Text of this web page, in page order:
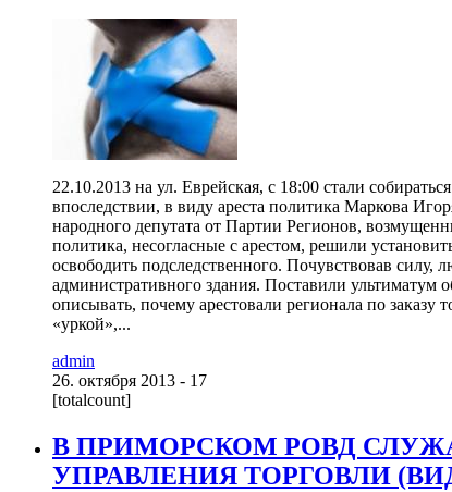
22.10.2013 на ул. Еврейская, с 18:00 стали
впоследствии, в виду ареста политика Маркова
народного депутата от Партии Регионов,
политика, несогласные с арестом, решили
освободить подследственного. Почувствовав силу,
административного здания. Поставили
описывать, почему арестовали регионала по заказу
«уркой»,...
admin
26. октября 2013 - 17
[totalcount]
В ПРИМОРСКОМ РОВД
УПРАВЛЕНИЯ ТОРГОВЛИ